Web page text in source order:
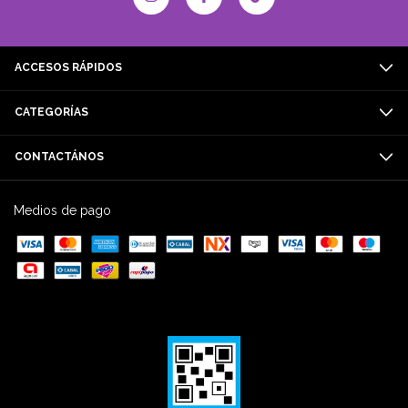
ACCESOS RÁPIDOS
CATEGORÍAS
CONTACTÁNOS
Medios de pago